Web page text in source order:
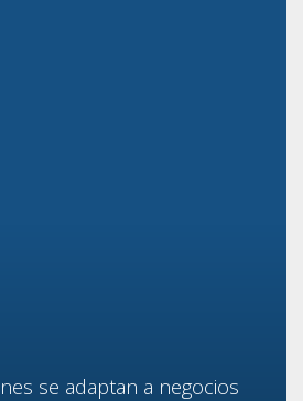
se adaptan a negocios